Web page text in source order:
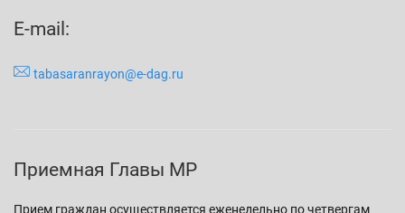
E-mail:
tabasaranrayon@e-dag.ru
Приемная Главы МР
Прием граждан осуществляется еженедельно по четвергам